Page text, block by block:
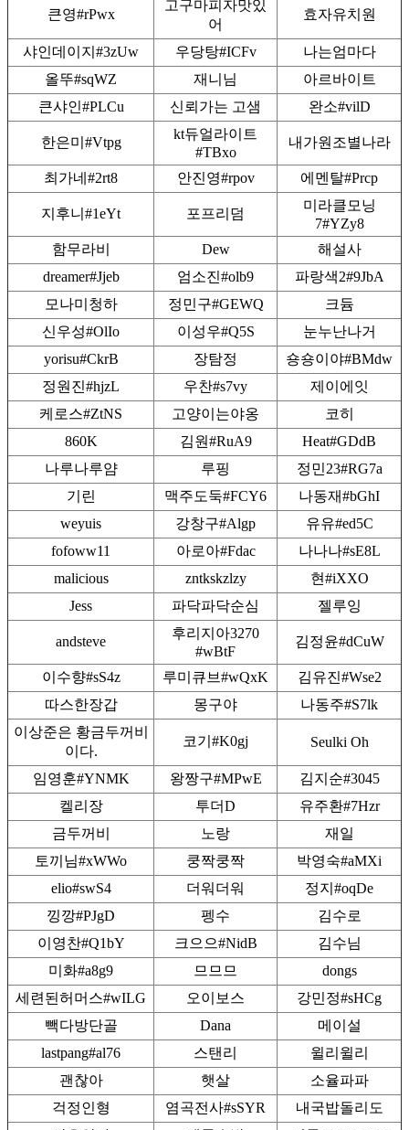
큰영#rPwx
고구마피자맛있
어
효자유치원
샤인데이지#3zUw 우당탕#ICFv
나는엄마다
올뚜#sqWZ
재니님
아르바이트
큰샤인#PLCu
신뢰가는 고샘 완소#vilD
한은미#Vtpg
kt듀얼라이트
#TBxo
내가원조별나라
최가네#2rt8 안진영#rpov 에멘탈#Prcp
지후니#1eYt 포프리덤
미라클모닝
7#YZy8
함무라비
Dew
해설사
dreamer#Jjeb
엄소진#olb9
파랑색2#9JbA
모나미청하
정민구#GEWQ
크듐
신우성#OlIo
이성우#Q5S
눈누난나거
yorisu#CkrB
장탐정
숑숑이야#BMdw
정원진#hjzL
우찬#s7vy
제이에잇
케로스#ZtNS
고양이는야옹
코히
860K
김원#RuA9
Heat#GDdB
나루나루얌
루핑
정민23#RG7a
기린
맥주도둑#FCY6
나동재#bGhI
weyuis
강창구#Algp
유유#ed5C
fofoww11
아로아#Fdac
나나나#sE8L
malicious
zntkskzlzy
현#iXXO
Jess
파닥파닥순심 젤루잉
andsteve
후리지아3270
#wBtF
김정윤#dCuW
이수향#sS4z 루미큐브#wQxK
김유진#Wse2
따스한장갑
몽구야
나동주#S7lk
이상준은 황금두꺼비
이다.
코기#K0gj Seulki Oh
임영훈#YNMK 왕짱구#MPwE
김지순#3045
켈리장
투더D
유주환#7Hzr
금두꺼비
노랑
재일
토끼님#xWWo
쿵짝쿵짝
박영숙#aMXi
elio#swS4
더워더워
정지#oqDe
낑깡#PJgD
펭수
김수로
이영찬#Q1bY
크으으#NidB
김수님
미화#a8g9
므므므
dongs
세련된허머스#wILG
오이보스
강민정#sHCg
빽다방단골
Dana
메이설
lastpang#al76
스탠리
윌리윌리
괜찮아
햇살
소율파파
걱정인형
염곡전사#sSYR
내국밥돌리도